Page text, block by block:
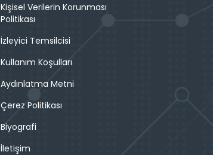
Kişisel Verilerin Korunması
Politikası
İzleyici Temsilcisi
Kullanım Koşulları
Aydınlatma Metni
Çerez Politikası
Biyografi
İletişim